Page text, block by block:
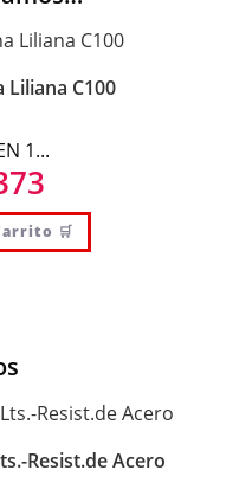
Liliana C100
1...
🛒
Resist.de Acero